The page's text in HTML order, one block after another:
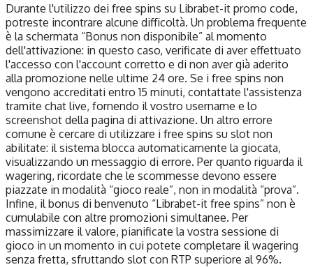
Durante l'utilizzo dei free spins su Librabet-it promo code,
potreste incontrare alcune difficoltà. Un problema frequente
è la schermata “Bonus non disponibile” al momento
dell'attivazione: in questo caso, verificate di aver effettuato
l'accesso con l'account corretto e di non aver già aderito
alla promozione nelle ultime 24 ore. Se i free spins non
vengono accreditati entro 15 minuti, contattate l'assistenza
tramite chat live, fornendo il vostro username e lo
screenshot della pagina di attivazione. Un altro errore
comune è cercare di utilizzare i free spins su slot non
abilitate: il sistema blocca automaticamente la giocata,
visualizzando un messaggio di errore. Per quanto riguarda il
wagering, ricordate che le scommesse devono essere
piazzate in modalità “gioco reale”, non in modalità “prova”.
Infine, il bonus di benvenuto “Librabet-it free spins” non è
cumulabile con altre promozioni simultanee. Per
massimizzare il valore, pianificate la vostra sessione di
gioco in un momento in cui potete completare il wagering
senza fretta, sfruttando slot con RTP superiore al 96%.